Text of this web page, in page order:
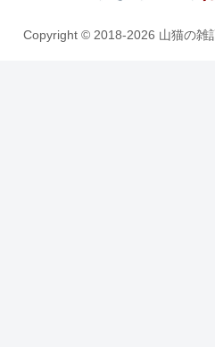
Copyright © 2018-2026 山猫の雑